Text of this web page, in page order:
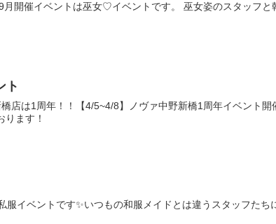
開催イベントは巫女♡イベントです。 巫女姿のスタッフ
ト
店は1周年！！【4/5~4/8】ノヴァ中野新橋1周年イベント
ます！
イベントです✨いつもの和服メイドとは違うスタッフた